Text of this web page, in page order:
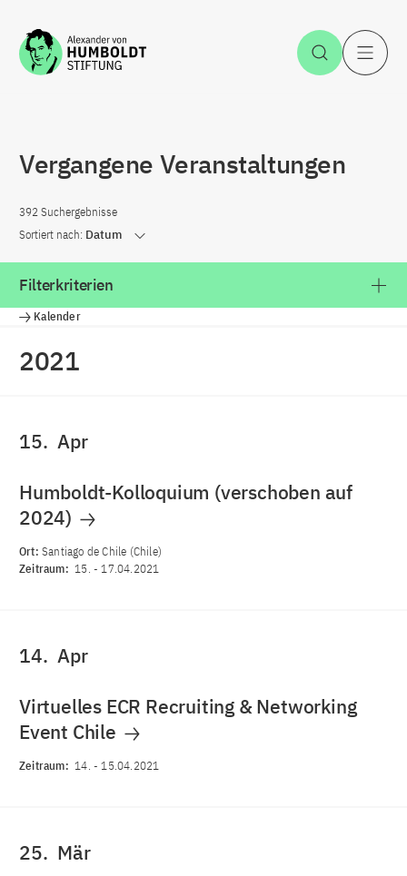
Zum Inhalt springen Suche
Vergangene Veranstaltungen
392 Suchergebnisse
Sortiert nach: Datum
Filterkriterien
Kalender
2021
15. Apr
Humboldt-Kolloquium (verschoben auf
2024)
Ort: Santiago de Chile (Chile)
Zeitraum: 15. -17.04.2021
14. Apr
Virtuelles ECR Recruiting & Networking
Event Chile
Zeitraum: 14. -15.04.2021
25. Mär